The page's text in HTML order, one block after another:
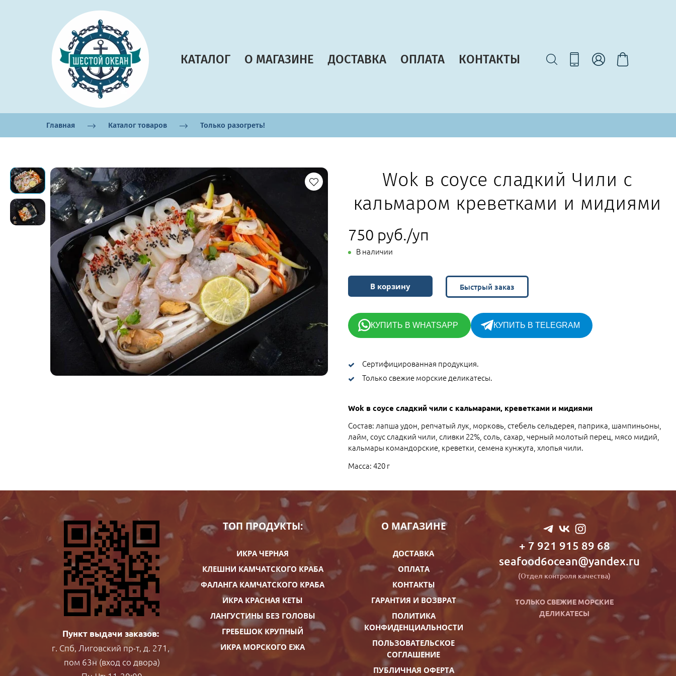
КАТАЛОГ О МАГАЗИНЕ ДОСТАВКА ОПЛАТА КОНТАКТЫ
Главная Каталог товаров Только разогреть!
Wok в соусе сладкий Чили с
кальмаром креветками и мидиями
750 руб./уп
В наличии
В корзину Быстрый заказ
КУПИТЬ В WHATSAPP КУПИТЬ В TELEGRAM
Сертифицированная продукция.
Только свежие морские деликатесы.
Wok в соусе сладкий чили с кальмарами, креветками и мидиями
Состав: лапша удон, репчатый лук, морковь, стебель сельдерея, паприка, шампиньоны,
лайм, соус сладкий чили, сливки 22%, соль, сахар, черный молотый перец, мясо мидий,
кальмары командорские, креветки, семена кунжута, хлопья чили.
Масса: 420 г
Пункт выдачи заказов:
г. Спб, Лиговский пр-т, д. 271,
пом 63н (вход со двора)
ТОП ПРОДУКТЫ:
ИКРА ЧЕРНАЯ
КЛЕШНИ КАМЧАТСКОГО КРАБА
ФАЛАНГА КАМЧАТСКОГО КРАБА
ИКРА КРАСНАЯ КЕТЫ
ЛАНГУСТИНЫ БЕЗ ГОЛОВЫ
ГРЕБЕШОК КРУПНЫЙ
ИКРА МОРСКОГО ЕЖА
О МАГАЗИНЕ
ДОСТАВКА
ОПЛАТА
КОНТАКТЫ
ГАРАНТИЯ И ВОЗВРАТ
ПОЛИТИКА
КОНФИДЕНЦИАЛЬНОСТИ
ПОЛЬЗОВАТЕЛЬСКОЕ
СОГЛАШЕНИЕ
ПУБЛИЧНАЯ ОФЕРТА
+ 7 921 915 89 68
seafood6ocean@yandex.ru
(Отдел контроля качества)
ТОЛЬКО СВЕЖИЕ МОРСКИЕ
ДЕЛИКАТЕСЫ